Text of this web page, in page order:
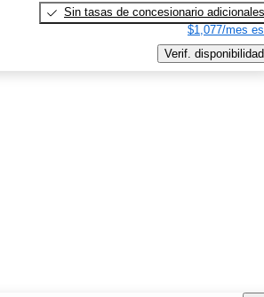
Sin tasas de concesionario adicionales
$1,077/mes
Verif. disponibilidad